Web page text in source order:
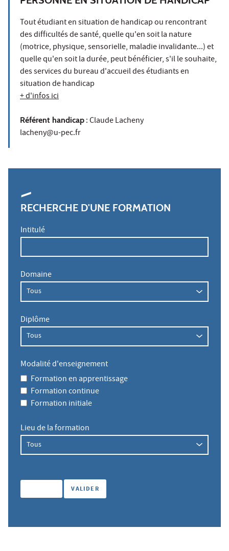
Tout étudiant en situation de handicap ou rencontrant
des difficultés de santé, quelle qu'en soit la nature
(motrice, physique, sensorielle, maladie invalidante...) et
quelle qu'en soit la durée, peut bénéficier, s'il le souhaite,
des services du bureau d'accueil des étudiants en
situation de handicap
+ d'infos ici
Référent handicap : Claude Lacheny
lacheny@u-pec.fr
RECHERCHE D'UNE FORMATION
Intitulé
Domaine
Diplôme
Modalité d'enseignement
Formation en apprentissage
Formation continue
Formation initiale
Lieu de la formation